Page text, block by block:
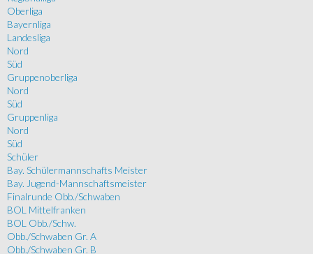
Oberliga
Bayernliga
Landesliga
Nord
Süd
Gruppenoberliga
Nord
Süd
Gruppenliga
Nord
Süd
Schüler
Bay. Schülermannschafts Meister
Bay. Jugend-Mannschaftsmeister
Finalrunde Obb./Schwaben
BOL Mittelfranken
BOL Obb./Schw.
Obb./Schwaben Gr. A
Obb./Schwaben Gr. B